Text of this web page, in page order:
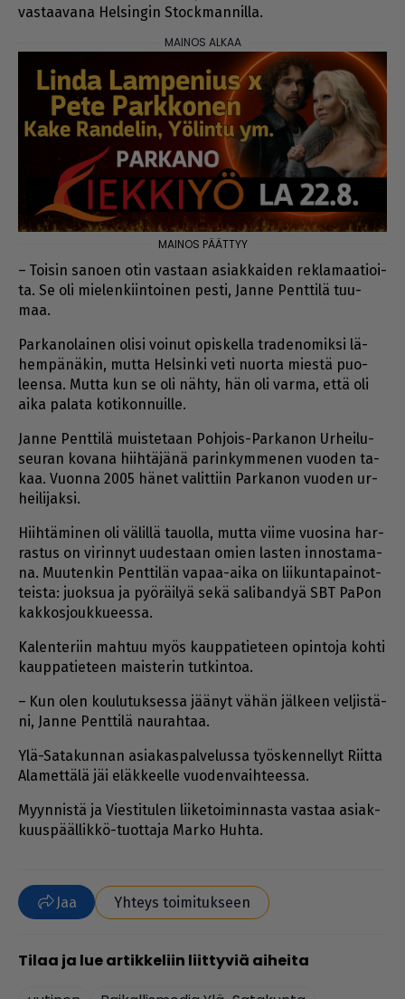
vas­taa­va­na Hel­sin­gin Stock­man­nil­la.
– Toi­sin sa­no­en otin vas­taan asi­ak­kai­den rek­la­maa­ti­oi­
ta. Se oli mie­len­kiin­toi­nen pes­ti, Jan­ne Pent­ti­lä tuu­
maa.
Par­ka­no­lai­nen oli­si voi­nut opis­kel­la tra­de­no­mik­si lä­
hem­pä­nä­kin, mut­ta Hel­sin­ki veti nuor­ta mies­tä puo­
leen­sa. Mut­ta kun se oli näh­ty, hän oli var­ma, et­tä oli
ai­ka pa­la­ta ko­ti­kon­nuil­le.
Jan­ne Pent­ti­lä muis­te­taan Poh­jois-Par­ka­non Ur­hei­lu­
seu­ran ko­va­na hiih­tä­jä­nä pa­rin­kym­me­nen vuo­den ta­
kaa. Vuon­na 2005 hä­net va­lit­tiin Par­ka­non vuo­den ur­
hei­li­jak­si.
Hiih­tä­mi­nen oli vä­lil­lä tau­ol­la, mut­ta vii­me vuo­si­na har­
ras­tus on vi­rin­nyt uu­des­taan omien las­ten in­nos­ta­ma­
na. Muu­ten­kin Pent­ti­län va­paa-ai­ka on lii­kun­ta­pai­not­
teis­ta: juok­sua ja pyö­räi­lyä sekä sa­li­ban­dyä SBT Pa­Pon
kak­kos­jouk­ku­ees­sa.
Ka­len­te­riin mah­tuu myös kaup­pa­tie­teen opin­to­ja koh­ti
kaup­pa­tie­teen mais­te­rin tut­kin­toa.
– Kun olen kou­lu­tuk­ses­sa jää­nyt vä­hän jäl­keen vel­jis­tä­
ni, Jan­ne Pent­ti­lä nau­rah­taa.
Ylä-Sa­ta­kun­nan asi­a­kas­pal­ve­lus­sa työs­ken­nel­lyt Riit­ta
Ala­met­tä­lä jäi eläk­keel­le vuo­den­vaih­tees­sa.
Myyn­nis­tä ja Vies­ti­tu­len lii­ke­toi­min­nas­ta vas­taa asi­ak­
kuus­pääl­lik­kö-tuot­ta­ja Mar­ko Huh­ta.
Jaa Yhteys toimitukseen